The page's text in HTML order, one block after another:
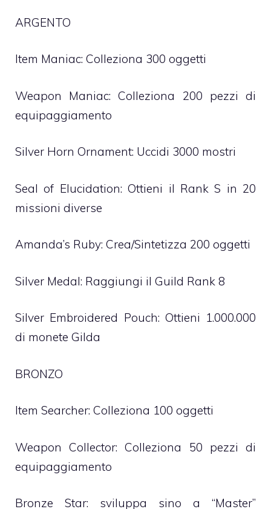
ARGENTO
Item Maniac: Colleziona 300 oggetti
Weapon Maniac: Colleziona 200 pezzi di
equipaggiamento
Silver Horn Ornament: Uccidi 3000 mostri
Seal of Elucidation: Ottieni il Rank S in 20
missioni diverse
Amanda’s Ruby: Crea/Sintetizza 200 oggetti
Silver Medal: Raggiungi il Guild Rank 8
Silver Embroidered Pouch: Ottieni 1.000.000
di monete Gilda
BRONZO
Item Searcher: Colleziona 100 oggetti
Weapon Collector: Colleziona 50 pezzi di
equipaggiamento
Bronze Star: sviluppa sino a “Master”